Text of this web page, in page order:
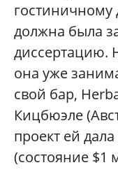
должна была
диссертацию.
она уже
свой бар,
Кицбюэле
проект ей
(состояние $1